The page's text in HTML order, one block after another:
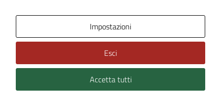
Technical Design s.r.l.
Impostazioni
Esci
Accetta tutti